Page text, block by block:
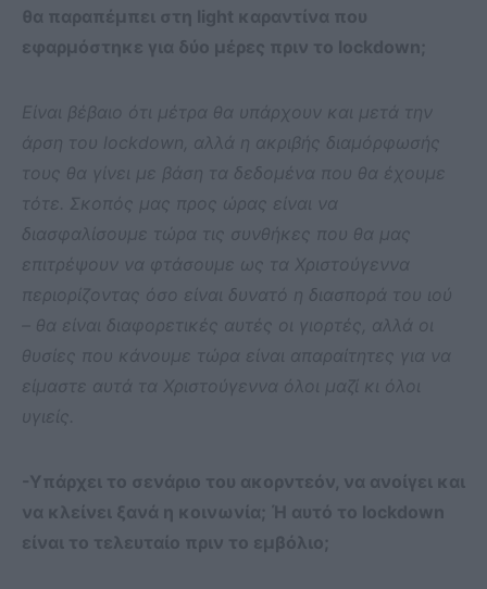
θα παραπέμπει στη light καραντίνα που
εφαρμόστηκε για δύο μέρες πριν το lockdown;
Είναι βέβαιο ότι μέτρα θα υπάρχουν και μετά την
άρση του lockdown, αλλά η ακριβής διαμόρφωσής
τους θα γίνει με βάση τα δεδομένα που θα έχουμε
τότε. Σκοπός μας προς ώρας είναι να
διασφαλίσουμε τώρα τις συνθήκες που θα μας
επιτρέψουν να φτάσουμε ως τα Χριστούγεννα
περιορίζοντας όσο είναι δυνατό η διασπορά του ιού
– θα είναι διαφορετικές αυτές οι γιορτές, αλλά οι
θυσίες που κάνουμε τώρα είναι απαραίτητες για να
είμαστε αυτά τα Χριστούγεννα όλοι μαζί κι όλοι
υγιείς.
-Υπάρχει το σενάριο του ακορντεόν, να ανοίγει και
να κλείνει ξανά η κοινωνία; Ή αυτό το lockdown
είναι το τελευταίο πριν το εμβόλιο;